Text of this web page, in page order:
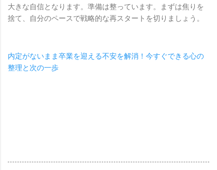
大きな自信となります。準備は整っています。まずは焦りを
捨て、自分のペースで戦略的な再スタートを切りましょう。
内定がないまま卒業を迎える不安を解消！今すぐできる心の
整理と次の一歩